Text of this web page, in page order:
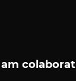
colaborat